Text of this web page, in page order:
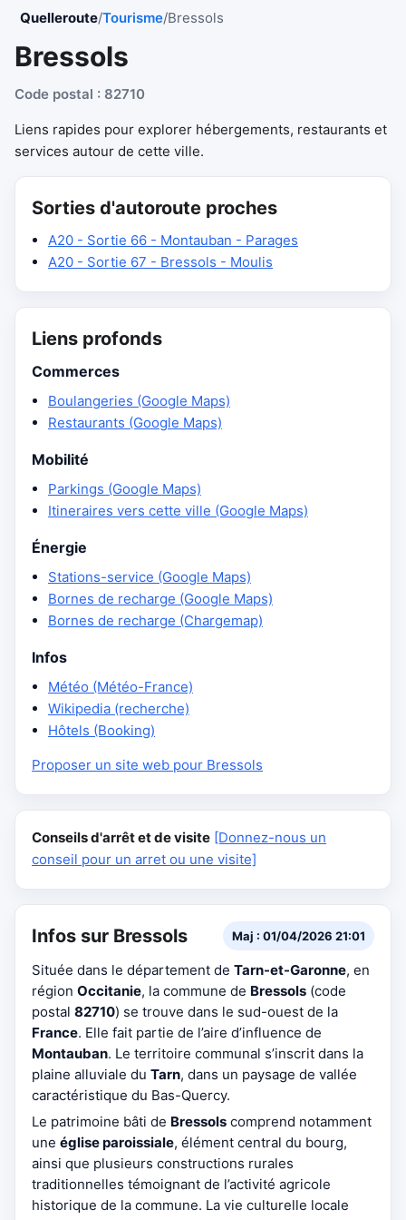
Quelleroute/Tourisme/Bressols
Bressols
Code postal : 82710
Liens rapides pour explorer hébergements, restaurants et
services autour de cette ville.
Sorties d'autoroute proches
A20 - Sortie 66 - Montauban - Parages
A20 - Sortie 67 - Bressols - Moulis
Liens profonds
Commerces
Boulangeries (Google Maps)
Restaurants (Google Maps)
Mobilité
Parkings (Google Maps)
Itineraires vers cette ville (Google Maps)
Énergie
Stations-service (Google Maps)
Bornes de recharge (Google Maps)
Bornes de recharge (Chargemap)
Infos
Météo (Météo-France)
Wikipedia (recherche)
Hôtels (Booking)
Proposer un site web pour Bressols
Conseils d'arrêt et de visite [Donnez-nous un
conseil pour un arret ou une visite]
Infos sur Bressols Maj : 01/04/2026 21:01
Située dans le département de Tarn-et-Garonne, en
région Occitanie, la commune de Bressols (code
postal 82710) se trouve dans le sud-ouest de la
France. Elle fait partie de l’aire d’influence de
Montauban. Le territoire communal s’inscrit dans la
plaine alluviale du Tarn, dans un paysage de vallée
caractéristique du Bas-Quercy.
Le patrimoine bâti de Bressols comprend notamment
une église paroissiale, élément central du bourg,
ainsi que plusieurs constructions rurales
traditionnelles témoignant de l’activité agricole
historique de la commune. La vie culturelle locale